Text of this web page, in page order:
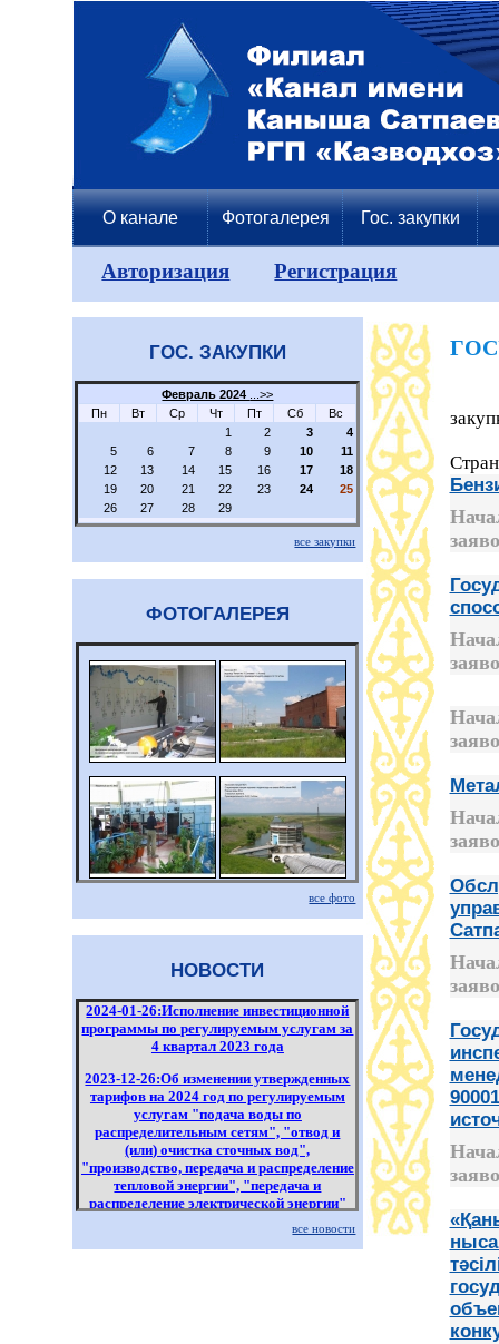
О канале Фотогалерея Гос. закупки
Авторизация Регистрация
ГОС. ЗАКУПКИ
Февраль 2024
...>>
Пн
Вт Ср Чт Пт Сб
Вс
1
2 3
4
5
6 7 8 9 10
11
12
13 14 15 16 17
18
19
20 21 22 23 24
25
26
27 28 29
все закупки
ФОТОГАЛЕРЕЯ
все фото
НОВОСТИ
2024-01-26:Исполнение инвестиционной
программы по регулируемым услугам за
4 квартал 2023 года
2023-12-26:Об изменении утвержденных
тарифов на 2024 год по регулируемым
услугам "подача воды по
распределительным сетям", "отвод и
(или) очистка сточных вод",
"производство, передача и распределение
тепловой энергии", "передача и
распределение электрической энергии"
2023-10-24:Исполнение инвестиционной
программы по регулируемым услугам за
все новости